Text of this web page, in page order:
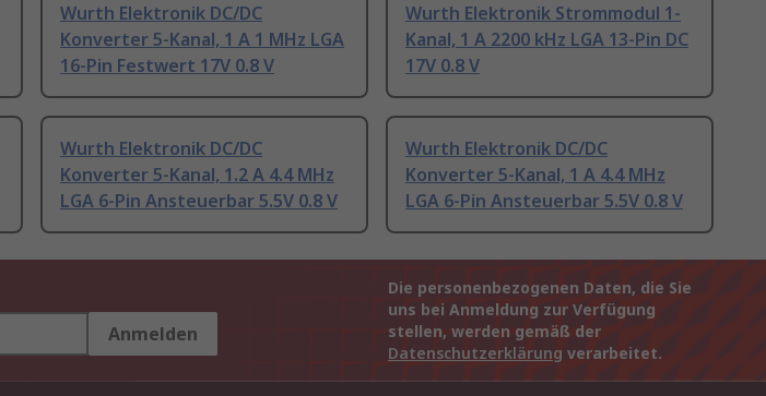
Wurth Elektronik DC/DC
Konverter 5-Kanal, 1 A 1 MHz LGA
16-Pin Festwert 17V 0.8 V
Wurth Elektronik Strommodul 1-
Kanal, 1 A 2200 kHz LGA 13-Pin DC
17V 0.8 V
Wurth Elektronik DC/DC
Konverter 5-Kanal, 1.2 A 4.4 MHz
LGA 6-Pin Ansteuerbar 5.5V 0.8 V
Wurth Elektronik DC/DC
Konverter 5-Kanal, 1 A 4.4 MHz
LGA 6-Pin Ansteuerbar 5.5V 0.8 V
Anmelden
Die personenbezogenen Daten, die Sie
uns bei Anmeldung zur Verfügung
stellen, werden gemäß der
Datenschutzerklärung verarbeitet.